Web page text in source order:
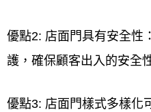
優點2: 店面門具有安全性
護，確保顧客出入的安全
優點3: 店面門樣式多樣化